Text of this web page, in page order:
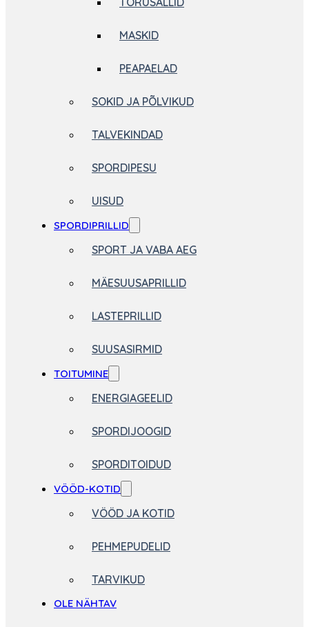
MASKID
PEAPAELAD
SOKID JA PÕLVIKUD
TALVEKINDAD
SPORDIPESU
UISUD
SPORDIPRILLID
SPORT JA VABA AEG
MÄESUUSAPRILLID
LASTEPRILLID
SUUSASIRMID
TOITUMINE
ENERGIAGEELID
SPORDIJOOGID
SPORDITOIDUD
VÖÖD-KOTID
VÖÖD JA KOTID
PEHMEPUDELID
TARVIKUD
OLE NÄHTAV